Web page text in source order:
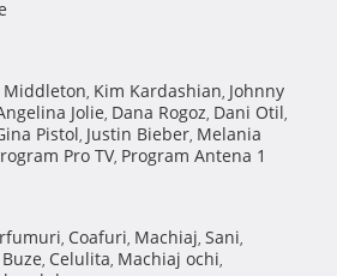
Middleton, Kim Kardashian, Johnny
Jolie, Dana Rogoz, Dani Otil,
Pistol, Justin Bieber, Melania
Pro TV, Program Antena 1
, Coafuri, Machiaj, Sani,
Buze, Celulita, Machiaj ochi,